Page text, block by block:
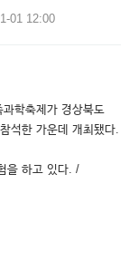
01 12:00
학축제가 경상북도
석한 가운데 개최됐다.
을 하고 있다. /